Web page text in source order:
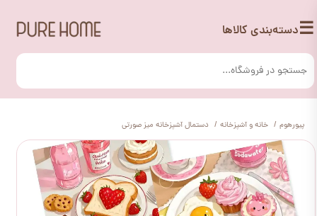
☰دسته‌بندی کالاها
پیورهوم خانه و آشپزخانه دستمال آشپزخانه میز صورتی